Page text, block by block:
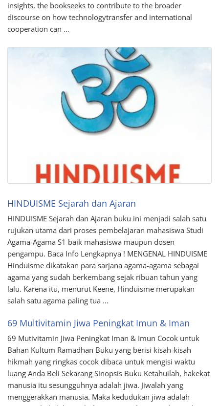
insights, the bookseeks to contribute to the broader
discourse on how technologytransfer and international
cooperation can …
HINDUISME Sejarah dan Ajaran
HINDUISME Sejarah dan Ajaran buku ini menjadi salah satu
rujukan utama dari proses pembelajaran mahasiswa Studi
Agama-Agama S1 baik mahasiswa maupun dosen
pengampu. Baca Info Lengkapnya ! MENGENAL HINDUISME
Hinduisme dikatakan para sarjana agama-agama sebagai
agama yang sudah berkembang sejak ribuan tahun yang
lalu. Karena itu, menurut Keene, Hinduisme merupakan
salah satu agama paling tua …
69 Multivitamin Jiwa Peningkat Imun & Iman
69 Mutivitamin Jiwa Peningkat Iman & Imun Cocok untuk
Bahan Kultum Ramadhan Buku yang berisi kisah-kisah
hikmah yang ringkas cocok dibaca untuk mengisi waktu
luang Anda Beli Sekarang Sinopsis Buku Ketahuilah, hakekat
manusia itu sesungguhnya adalah jiwa. Jiwalah yang
menggerakkan manusia. Maka kedudukan jiwa adalah